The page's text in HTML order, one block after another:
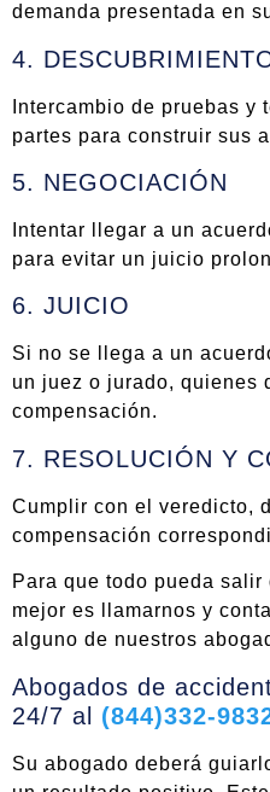
demanda presentada en
4.
Intercambio de pruebas y
partes para construir sus
5. NEGOCIACIÓN
Intentar llegar a un
para evitar un juicio
6. JUICIO
Si no se llega a un
un juez o jurado, quienes
compensación.
7. RESOLUCIÓN Y
Cumplir con el veredicto,
compensación
Para que todo pueda
mejor es llamarnos y
alguno de nuestros
Abogados de
24/7 al (844)332-
Su abogado deberá